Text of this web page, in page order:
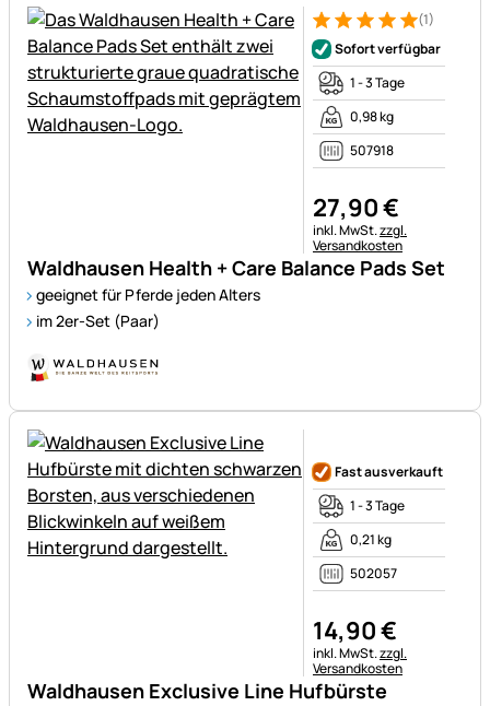
Waldhausen Health + Care Balance Pads Set
geeignet für Pferde jeden Alters
im 2er-Set (Paar)
Bewertung: 5 von 5 (1
1 Bewertung
(1)
Sofort verfügbar
1 - 3 Tage
0,98 kg
507918
27,90€
Steuerhinweis:
inkl. MwSt.zzgl.
Versandkosten
Waldhausen Exclusive Line Hufbürste
Fast ausverkauft
1 - 3 Tage
0,21 kg
502057
14,90€
Steuerhinweis:
inkl. MwSt.zzgl.
Versandkosten